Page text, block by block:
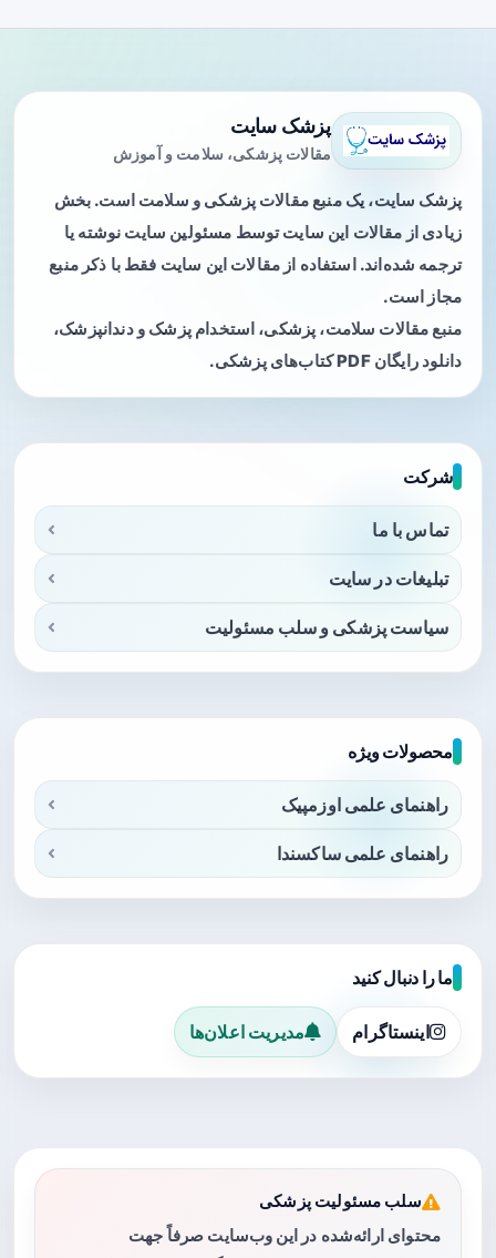
پزشک سایت
مقالات پزشکی، سلامت و آموزش
پزشک سایت، یک منبع مقالات پزشکی و سلامت است. بخش
زیادی از مقالات این سایت توسط مسئولین سایت نوشته یا
ترجمه شده‌اند. استفاده از مقالات این سایت فقط با ذکر منبع
مجاز است.
منبع مقالات سلامت، پزشکی، استخدام پزشک و دندانپزشک،
دانلود رایگان PDF کتاب‌های پزشکی.
شرکت
تماس با ما
تبلیغات در سایت
سیاست پزشکی و سلب مسئولیت
محصولات ویژه
راهنمای علمی اوزمپیک
راهنمای علمی ساکسندا
ما را دنبال کنید
اینستاگرام مدیریت اعلان‌ها
سلب مسئولیت پزشکی
محتوای ارائه‌شده در این وب‌سایت صرفاً جهت